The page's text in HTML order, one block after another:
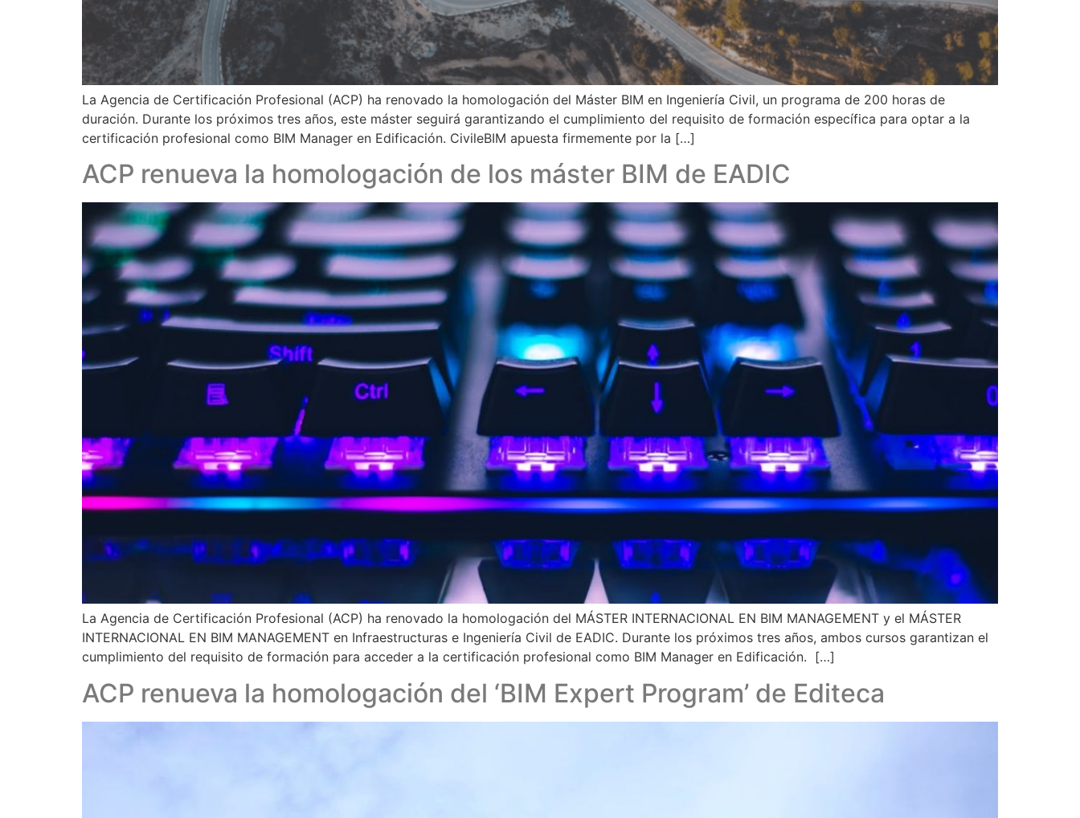
La Agencia de Certificación Profesional (ACP) ha renovado la homologación del Máster BIM en Ingeniería Civil, un programa de 200 horas de
duración. Durante los próximos tres años, este máster seguirá garantizando el cumplimiento del requisito de formación específica para optar a la
certificación profesional como BIM Manager en Edificación. CivileBIM apuesta firmemente por la […]
ACP renueva la homologación de los máster BIM de EADIC
La Agencia de Certificación Profesional (ACP) ha renovado la homologación del MÁSTER INTERNACIONAL EN BIM MANAGEMENT y el MÁSTER
INTERNACIONAL EN BIM MANAGEMENT en Infraestructuras e Ingeniería Civil de EADIC. Durante los próximos tres años, ambos cursos garantizan el
cumplimiento del requisito de formación para acceder a la certificación profesional como BIM Manager en Edificación. […]
ACP renueva la homologación del ‘BIM Expert Program’ de Editeca